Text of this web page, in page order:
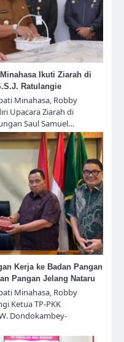
Ikuti Ziarah di
Ratulangie
Minahasa, Robby
Upacara Ziarah di
Saul Samuel…
Kerja ke Badan Pangan
Pangan Jelang Nataru
Minahasa, Robby
Ketua TP-PKK
Dondokambey-